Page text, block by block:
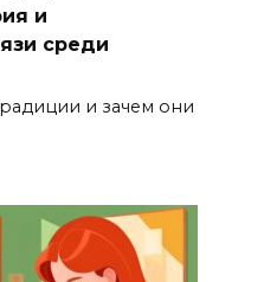
и
среди
и зачем они